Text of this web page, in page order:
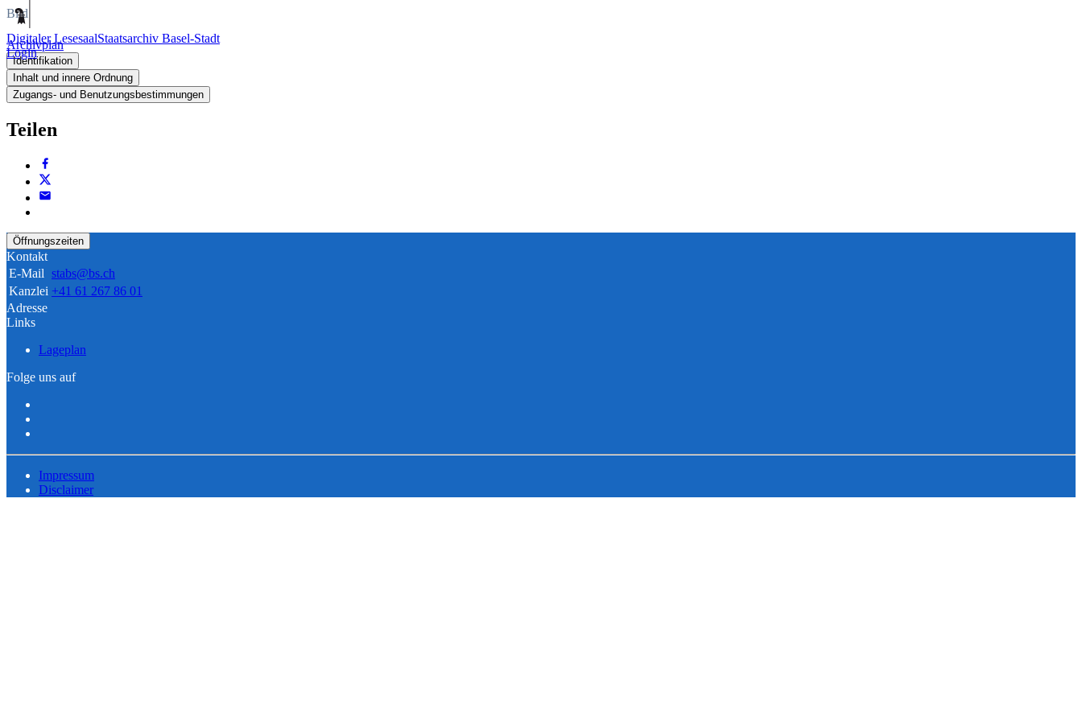
Digitaler LesesaalStaatsarchiv Basel-Stadt
Login
Bild
Archivplan
Identifikation
Inhalt und innere Ordnung
Zugangs- und Benutzungsbestimmungen
Teilen
Öffnungszeiten
Kontakt
E-Mail stabs@bs.ch
Kanzlei +41 61 267 86 01
Adresse
Links
Lageplan
Folge uns auf
Impressum
Disclaimer